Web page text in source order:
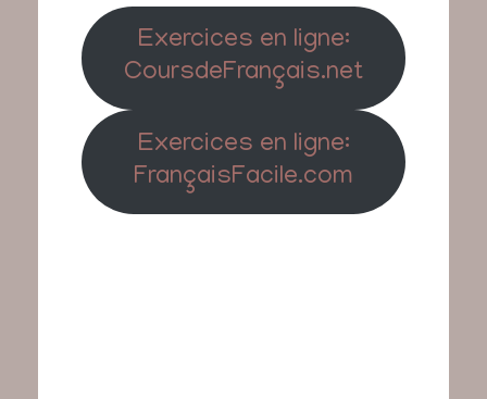
Exercices en ligne:
CoursdeFrançais.net
Exercices en ligne:
FrançaisFacile.com